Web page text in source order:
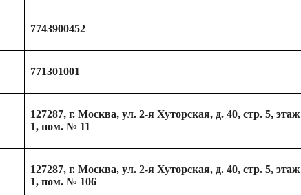
7743900452
771301001
127287, г. Москва, ул. 2-я Хуторская, д. 40, стр. 5, этаж
1, пом. № 11
127287, г. Москва, ул. 2-я Хуторская, д. 40, стр. 5, этаж
1, пом. № 106